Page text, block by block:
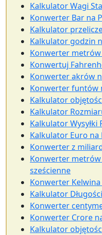
Kalkulator Wagi
Konwerter Bar na
Kalkulator
Kalkulator godzin
Konwerter
Konwertuj
Konwerter akrów
Konwerter funtów
Kalkulator
Kalkulator
Kalkulator Wysyłki
Kalkulator Euro na
Konwerter z
Konwerter
sześcienne
Konwerter
Kalkulator Długości
Konwerter
Konwerter Crore
Kalkulator